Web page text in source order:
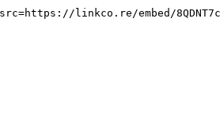
linkco.re/embed/